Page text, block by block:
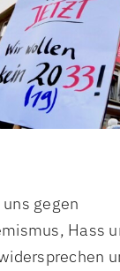
gegen
Hass